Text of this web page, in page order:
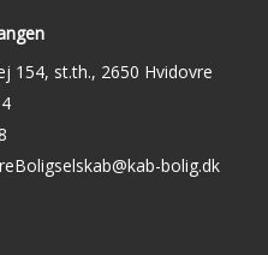
154, st.th., 2650 Hvidovre
bolig.dk